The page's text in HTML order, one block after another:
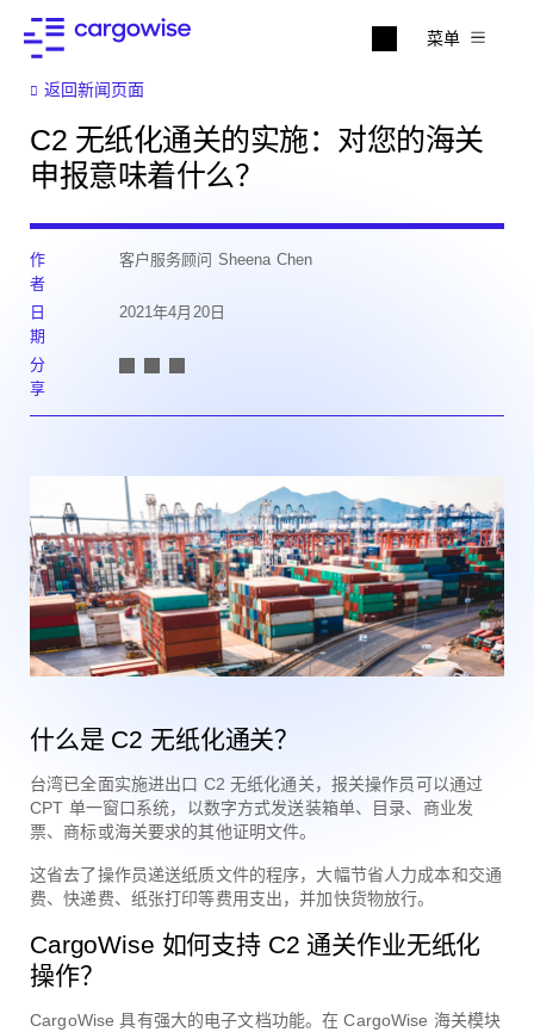
菜单
返回新闻页面
C2 无纸化通关的实施：对您的海关
申报意味着什么？
作
者
客户服务顾问 Sheena Chen
日
期
2021年4月20日
分
享
什么是 C2 无纸化通关？
台湾已全面实施进出口 C2 无纸化通关，报关操作员可以通过
CPT 单一窗口系统，以数字方式发送装箱单、目录、商业发
票、商标或海关要求的其他证明文件。
这省去了操作员递送纸质文件的程序，大幅节省人力成本和交通
费、快递费、纸张打印等费用支出，并加快货物放行。
CargoWise 如何支持 C2 通关作业无纸化
操作？
CargoWise 具有强大的电子文档功能。在 CargoWise 海关模块